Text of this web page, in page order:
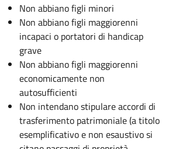
Non abbiano figli minori
Non abbiano figli maggiorenni
incapaci o portatori di handicap
grave
Non abbiano figli maggiorenni
economicamente non
autosufficienti
Non intendano stipulare accordi di
trasferimento patrimoniale (a titolo
esemplificativo e non esaustivo si